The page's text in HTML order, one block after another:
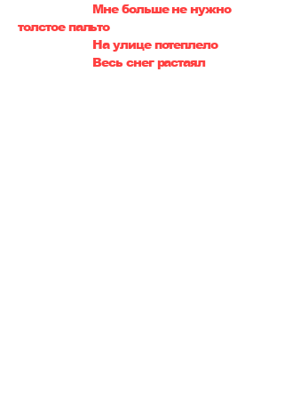
Мне больше не нужно
толстое пальто
На улице потеплело
Весь снег растаял